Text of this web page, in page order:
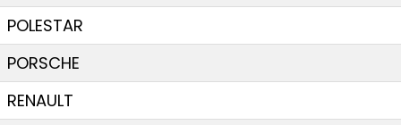
POLESTAR
PORSCHE
RENAULT